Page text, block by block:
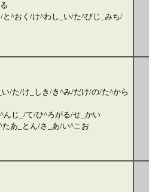
と^おく/け^わし_い/た^びじ_みち/
い/た/け_しき/き^み/だけ/の/た^から
んじ_/て/ひ^ろがる/せ_かい
たあ_とん/さ_あ/い^こお